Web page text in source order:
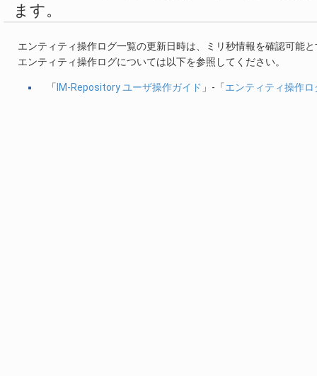
ます。
エンティティ操作ログ一覧の更新日時は、ミリ秒情報を確認可能
エンティティ操作ログについては以下を参照してください。
「 IM-Repository ユーザ操作ガイド 」-「エンティティ操作ロ